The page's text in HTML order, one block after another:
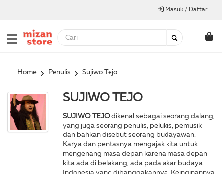
Masuk / Daftar
Home Penulis Sujiwo Tejo
SUJIWO TEJO
SUJIWO TEJO dikenal sebagai seorang dalang,
yang juga seorang penulis, pelukis, pemusik
dan bahkan disebut seorang budayawan.
Karya dan pentasnya mengajak kita untuk
mengenang masa depan karena masa depan
kita ada di belakang, ada pada akar budaya
Indonesia yang dibanggakannya. Keinginannya